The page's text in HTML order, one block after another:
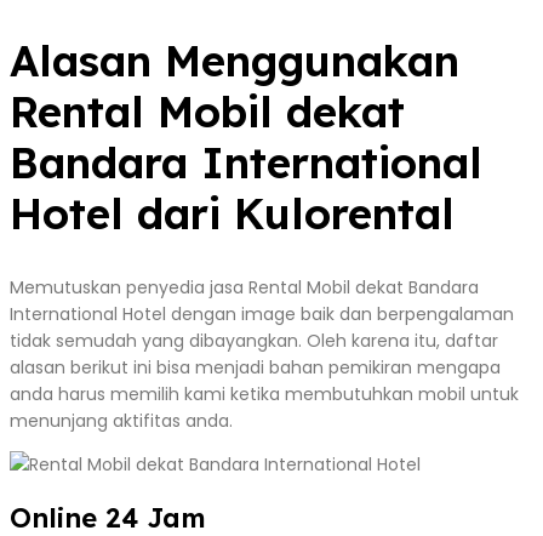
Alasan Menggunakan
Rental Mobil dekat
Bandara International
Hotel dari Kulorental
Memutuskan penyedia jasa Rental Mobil dekat Bandara
International Hotel dengan image baik dan berpengalaman
tidak semudah yang dibayangkan. Oleh karena itu, daftar
alasan berikut ini bisa menjadi bahan pemikiran mengapa
anda harus memilih kami ketika membutuhkan mobil untuk
menunjang aktifitas anda.
Online 24 Jam